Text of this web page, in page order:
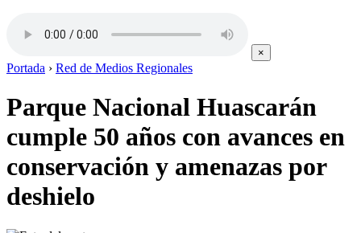
×
Portada › Red de Medios Regionales
Parque Nacional Huascarán
cumple 50 años con avances en
conservación y amenazas por
deshielo